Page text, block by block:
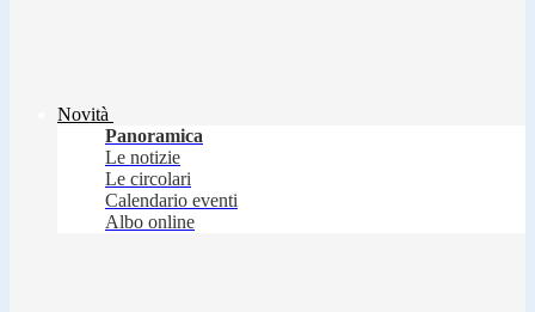
Novità
Panoramica
Le notizie
Le circolari
Calendario eventi
Albo online